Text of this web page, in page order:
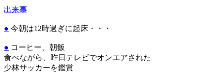
出来事
● 今朝は12時過ぎに起床・・・
● コーヒー、朝飯
食べながら、昨日テレビでオンエアされた
少林サッカーを鑑賞